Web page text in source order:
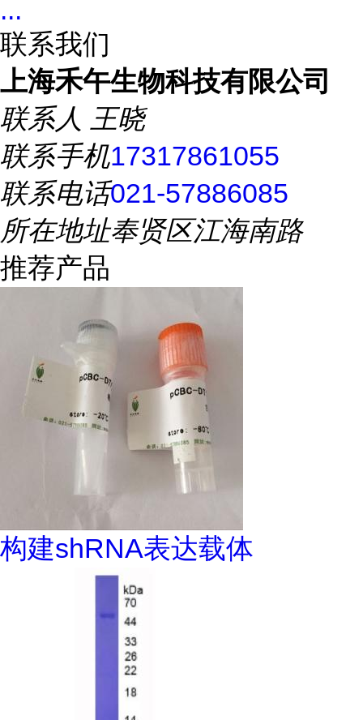
...
联系我们
上海禾午生物科技有限公司
联系人 王晓
联系手机17317861055
联系电话021-57886085
所在地址奉贤区江海南路
推荐产品
构建shRNA表达载体